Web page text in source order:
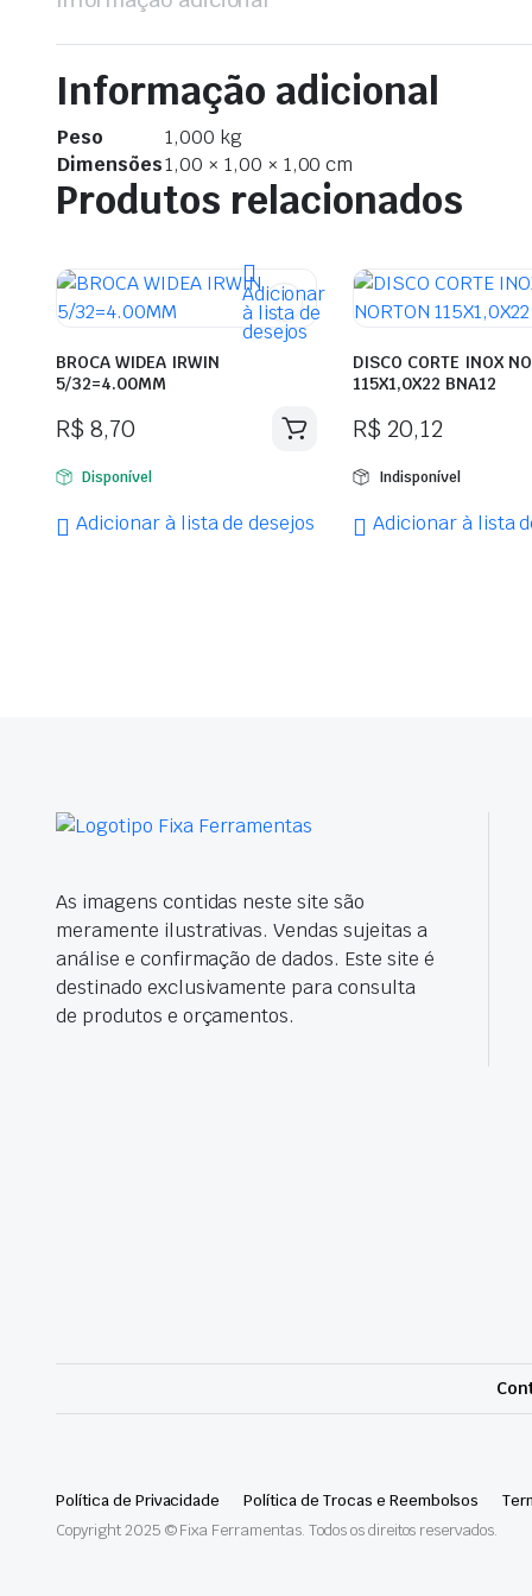
Informação adicional
Peso
1,000 kg
Dimensões1,00 × 1,00 × 1,00 cm
Produtos relacionados
Adicionar
à lista de
desejos
BROCA WIDEA IRWIN
5/32=4.00MM
R$ 8,70
Disponível
Adicionar à lista de desejos
DISCO CORTE INOX
115X1,0X22 BNA12
R$ 20,12
Indisponível
Adicionar à lista
As imagens contidas neste site são
meramente ilustrativas. Vendas sujeitas a
análise e confirmação de dados. Este site é
destinado exclusivamente para consulta
de produtos e orçamentos.
Política de Privacidade Política de Trocas e Reembolsos
Copyright 2025 © Fixa Ferramentas. Todos os direitos reservados.